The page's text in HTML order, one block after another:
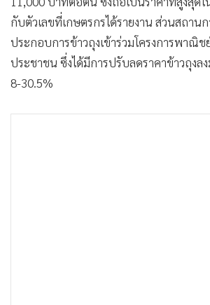
กับตัวเลขที่เกษตรกรได้รายงาน ส่วนสถาน
ประกอบการข้าวถุงเข้าร่วมโครงการพาณิช
ประชาชน ซึ่งได้มีการปรับลดราคาข้าวถุงล
8-30.5%